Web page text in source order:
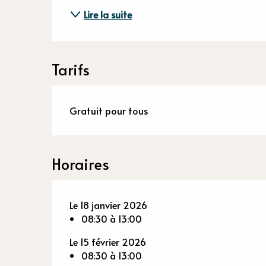
Lire la suite
Tarifs
Gratuit pour tous
Horaires
Le 18 janvier 2026
08:30 à 13:00
Le 15 février 2026
08:30 à 13:00